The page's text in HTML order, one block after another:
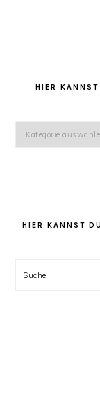
HIER
Kategorien
HIER KANNST
Suche